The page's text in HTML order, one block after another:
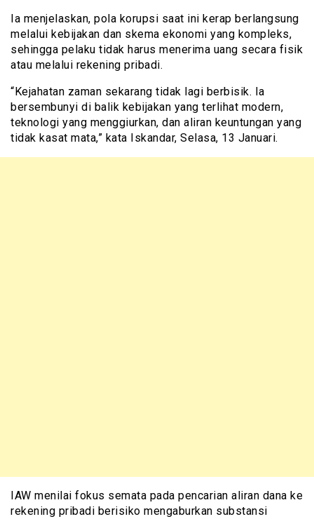
Ia menjelaskan, pola korupsi saat ini kerap berlangsung
melalui kebijakan dan skema ekonomi yang kompleks,
sehingga pelaku tidak harus menerima uang secara fisik
atau melalui rekening pribadi.
“Kejahatan zaman sekarang tidak lagi berbisik. Ia
bersembunyi di balik kebijakan yang terlihat modern,
teknologi yang menggiurkan, dan aliran keuntungan yang
tidak kasat mata,” kata Iskandar, Selasa, 13 Januari.
IAW menilai fokus semata pada pencarian aliran dana ke
rekening pribadi berisiko mengaburkan substansi